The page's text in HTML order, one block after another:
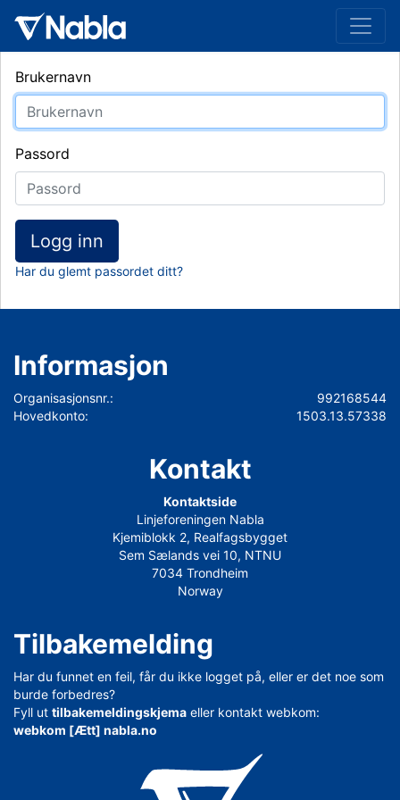
Brukernavn
Passord
Logg inn
Har du glemt passordet ditt?
Informasjon
Organisasjonsnr.:
992168544
Hovedkonto:
1503.13.57338
Kontakt
Kontaktside
Linjeforeningen Nabla
Kjemiblokk 2, Realfagsbygget
Sem Sælands vei 10, NTNU
7034 Trondheim
Norway
Tilbakemelding
Har du funnet en feil, får du ikke logget på, eller er det noe som
burde forbedres?
Fyll ut tilbakemeldingskjema eller kontakt webkom:
webkom [Ætt] nabla.no